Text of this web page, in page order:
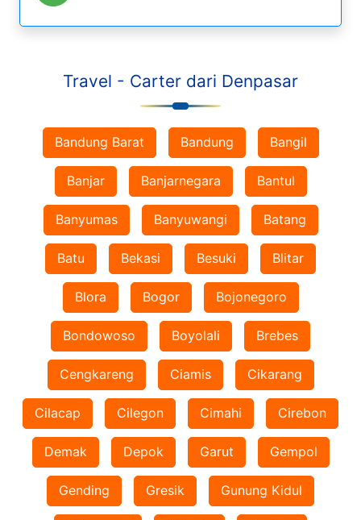
Travel - Carter dari Denpasar
Bandung Barat Bandung Bangil
Banjar Banjarnegara Bantul
Banyumas Banyuwangi Batang
Batu Bekasi Besuki Blitar
Blora Bogor Bojonegoro
Bondowoso Boyolali Brebes
Cengkareng Ciamis Cikarang
Cilacap Cilegon Cimahi Cirebon
Demak Depok Garut Gempol
Gending Gresik Gunung Kidul